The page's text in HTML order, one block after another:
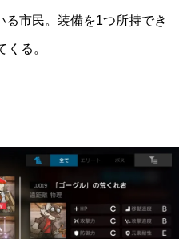
る市民。装備を1つ所持でき
る。